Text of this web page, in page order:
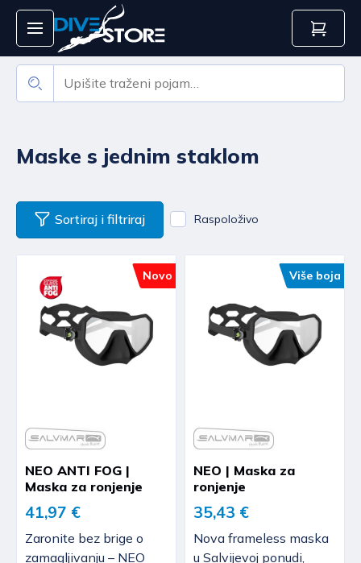
Maske s jednim staklom
Sortiraj i filtriraj Raspoloživo
Novo
NEO ANTI FOG |
Maska za ronjenje
41,97 €
Zaronite bez brige o
zamagljivanju – NEO
Više boja
NEO | Maska za
ronjenje
35,43 €
Nova frameless maska
u Salvijevoj ponudi,